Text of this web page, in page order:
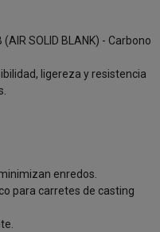
SOLID BLANK) - Carbono
ligereza y resistencia
enredos.
para carretes de casting